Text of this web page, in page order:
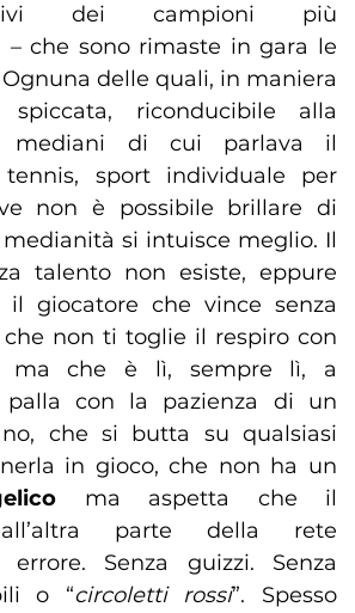
dei campioni più
– che sono rimaste in gara le
Ognuna delle quali, in maniera
riconducibile alla
mediani di cui parlava il
sport individuale per
non è possibile brillare di
si intuisce meglio. Il
talento non esiste, eppure
il giocatore che vince senza
che non ti toglie il respiro con
ma che è lì, sempre lì, a
palla con la pazienza di un
che si butta su qualsiasi
in gioco, che non ha un
ma aspetta che il
parte della rete
Senza guizzi. Senza
o “circoletti rossi”. Spesso